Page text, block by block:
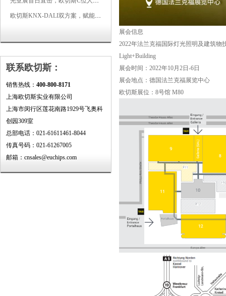
欧切斯KNX-DALI双方案，赋能广州有马空间日式轻奢静谧之光
联系欧切斯：
销售热线： 400-800-8171
上海欧切斯实业有限公司
上海市闵行区莲花南路1929号飞奥科
创园309室
总部电话：021-61611461-8044
传真号码：021-61267005
邮箱：cnsales@euchips.com
展会信息
2022年法兰克福国际灯光照明及建筑物
Light+Building
展会时间：2022年10月2日-6日
展会地点：德国法兰克福展览中心
欧切斯展位：8号馆 M80